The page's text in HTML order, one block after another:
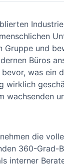
und
Büros
was ein
wachsenden
die
360-
interner